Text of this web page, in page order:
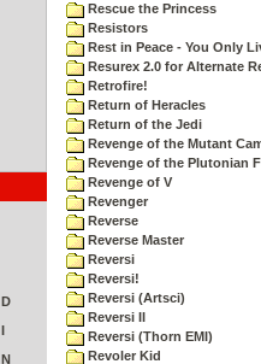
D
I
N
Rescue the Princess
Resistors
Rest in Peace - You Only
Resurex 2.0 for Alternate
Retrofire!
Return of Heracles
Return of the Jedi
Revenge of the Mutant
Revenge of the Plutonian
Revenge of V
Revenger
Reverse
Reverse Master
Reversi
Reversi!
Reversi (Artsci)
Reversi II
Reversi (Thorn EMI)
Revoler Kid